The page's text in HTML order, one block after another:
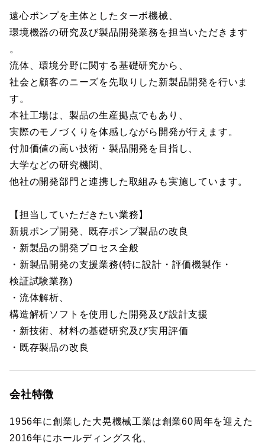
遠心ポンプを主体としたターボ機械、
環境機器の研究及び製品開発業務を担当いただきます
。
流体、環境分野に関する基礎研究から、
社会と顧客のニーズを先取りした新製品開発を行いま
す。
本社工場は、製品の生産拠点でもあり、
実際のモノづくりを体感しながら開発が行えます。
付加価値の高い技術・製品開発を目指し、
大学などの研究機関、
他社の開発部門と連携した取組みも実施しています。
【担当していただきたい業務】
新規ポンプ開発、既存ポンプ製品の改良
・新製品の開発プロセス全般
・新製品開発の支援業務(特に設計・評価機製作・
検証試験業務)
・流体解析、
構造解析ソフトを使用した開発及び設計支援
・新技術、材料の基礎研究及び実用評価
・既存製品の改良
会社特徴
1956年に創業した大晃機械工業は創業60周年を迎えた
2016年にホールディングス化、